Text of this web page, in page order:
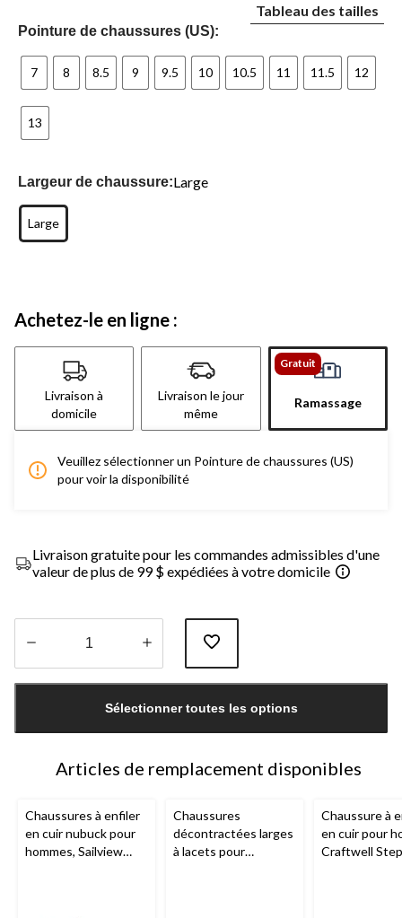
Pointure de chaussures (US):
Tableau des tailles
7 8 8.5 9 9.5 10 10.5 11 11.5 12
13
Largeur de chaussure:Large
Large
Achetez-le en ligne :
Livraison à
domicile
Livraison le jour
même
Gratuit
Ramassage
Veuillez sélectionner un Pointure de chaussures (US)
pour voir la disponibilité
Livraison gratuite pour les commandes admissibles d'une
valeur de plus de 99 $ expédiées à votre domicile
jour
Sélectionner toutes les options
Articles de remplacement disponibles
Chaussures à enfiler
en cuir nubuck pour
hommes, Sailview
Chaussures
décontractées larges
à lacets pour
Chaussure à
en cuir pour
Craftwell